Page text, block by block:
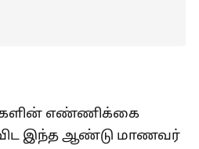
எண்ணிக்கை
விட இந்த ஆண்டு மாணவர்